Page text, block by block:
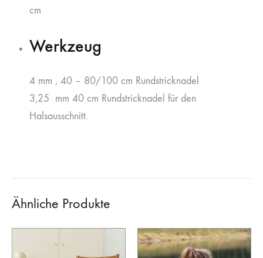
cm
Werkzeug
4 mm , 40 – 80/100 cm Rundstricknadel
3,25 mm 40 cm Rundstricknadel für den
Halsausschnitt.
Ähnliche Produkte